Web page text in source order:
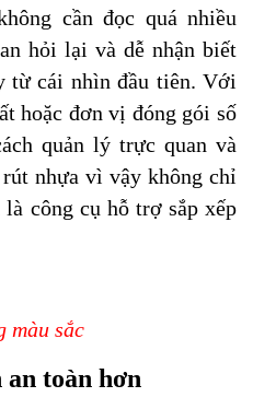
cần đọc quá nhiều
hỏi lại và dễ nhận biết
từ cái nhìn đầu tiên. Với
hoặc đơn vị đóng gói số
quản lý trực quan và
nhựa vì vậy không chỉ
công cụ hỗ trợ sắp xếp
màu sắc
an toàn hơn